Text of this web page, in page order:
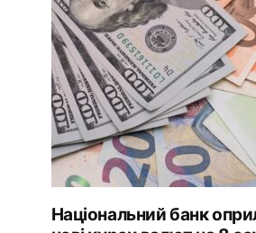
Національний банк